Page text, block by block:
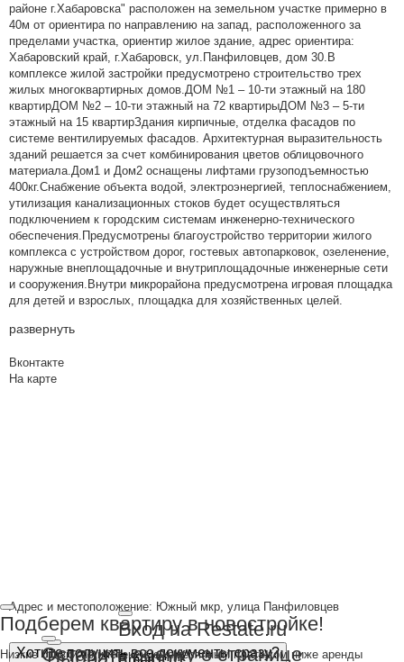
Вход на Restate.ru
районе г.Хабаровска" расположен на земельном участке примерно в
40м от ориентира по направлению на запад, расположенного за
пределами участка, ориентир жилое здание, адрес ориентира:
Хабаровский край, г.Хабаровск, ул.Панфиловцев, дом 30.В
комплексе жилой застройки предусмотрено строительство трех
жилых многоквартирных домов.ДОМ №1 – 10-ти этажный на 180
квартирДОМ №2 – 10-ти этажный на 72 квартирыДОМ №3 – 5-ти
этажный на 15 квартирЗдания кирпичные, отделка фасадов по
системе вентилируемых фасадов. Архитектурная выразительность
зданий решается за счет комбинирования цветов облицовочного
материала.Дом1 и Дом2 оснащены лифтами грузоподъемностью
400кг.Снабжение объекта водой, электроэнергией, теплоснабжением,
утилизация канализационных стоков будет осуществляться
подключением к городским системам инженерно-технического
обеспечения.Предусмотрены благоустройство территории жилого
комплекса с устройством дорог, гостевых автопарковок, озеленение,
наружные внеплощадочные и внутриплощадочные инженерные сети
и сооружения.Внутри микрорайона предусмотрена игровая площадка
для детей и взрослых, площадка для хозяйственных целей.
развернуть
Вконтакте
На карте
Адрес и местоположение: Южный мкр, улица Панфиловцев
Хотите получить все документы сразу?
Подберем квартиру в новостройке!
Низкие ставки по ипотеке с ежемесячным платежом ниже аренды
Оставить оценку о странице